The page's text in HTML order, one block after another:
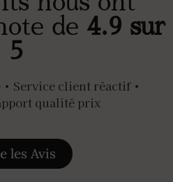
de 4.9 sur
5
Service client réactif •
qualité prix
les Avis